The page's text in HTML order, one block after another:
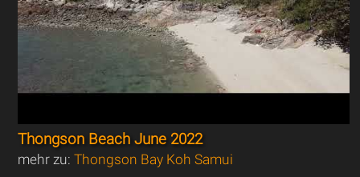
Thongson Beach June 2022
mehr zu:Thongson Bay Koh Samui